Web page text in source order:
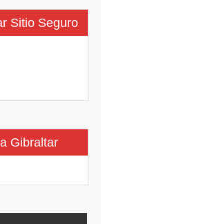
Sitio Seguro
Gibraltar